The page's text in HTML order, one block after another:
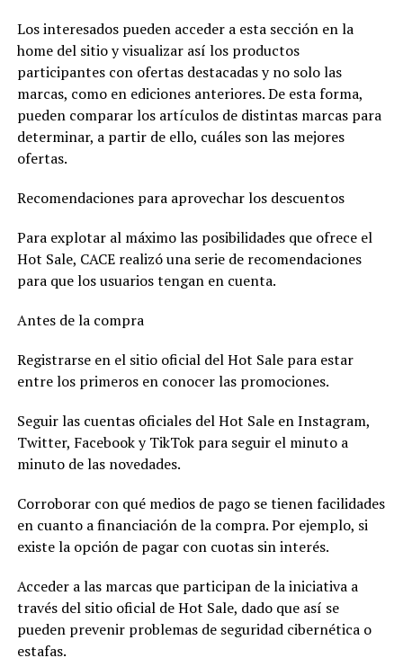
Los interesados pueden acceder a esta sección en la
home del sitio y visualizar así los productos
participantes con ofertas destacadas y no solo las
marcas, como en ediciones anteriores. De esta forma,
pueden comparar los artículos de distintas marcas para
determinar, a partir de ello, cuáles son las mejores
ofertas.
Recomendaciones para aprovechar los descuentos
Para explotar al máximo las posibilidades que ofrece el
Hot Sale, CACE realizó una serie de recomendaciones
para que los usuarios tengan en cuenta.
Antes de la compra
Registrarse en el sitio oficial del Hot Sale para estar
entre los primeros en conocer las promociones.
Seguir las cuentas oficiales del Hot Sale en Instagram,
Twitter, Facebook y TikTok para seguir el minuto a
minuto de las novedades.
Corroborar con qué medios de pago se tienen facilidades
en cuanto a financiación de la compra. Por ejemplo, si
existe la opción de pagar con cuotas sin interés.
Acceder a las marcas que participan de la iniciativa a
través del sitio oficial de Hot Sale, dado que así se
pueden prevenir problemas de seguridad cibernética o
estafas.